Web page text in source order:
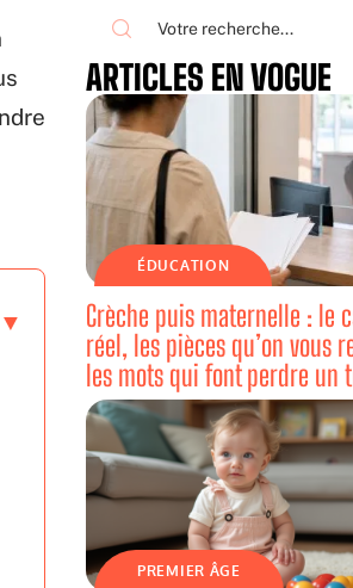
ARTICLES EN VOGUE
ÉDUCATION
Crèche puis maternelle : le
réel, les pièces qu’on vous
les mots qui font perdre un
PREMIER ÂGE